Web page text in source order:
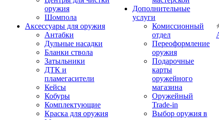
оружия
Шомпола
Аксессуары для оружия
Антабки
Дульные насадки
Бланки ствола
Затыльники
ДТК и
пламегасители
Кейсы
Кобуры
Комплектующие
Краска для оружия
Дополнительные
услуги
Комиссионный
отдел
Переоформление
оружия
Подарочные
карты
оружейного
магазина
Оружейный
Trade-in
Выбор оружия в